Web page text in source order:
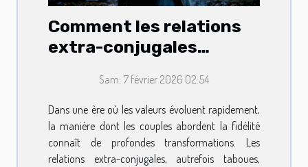
Comment les relations
extra-conjugales
mariages modernes ?
Sam. 7 février 2026 02:54
Dans une ère où les valeurs évoluent rapidement,
la manière dont les couples abordent la fidélité
connaît de profondes transformations. Les
relations extra-conjugales, autrefois taboues,